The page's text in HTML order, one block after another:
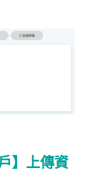
】上傳資